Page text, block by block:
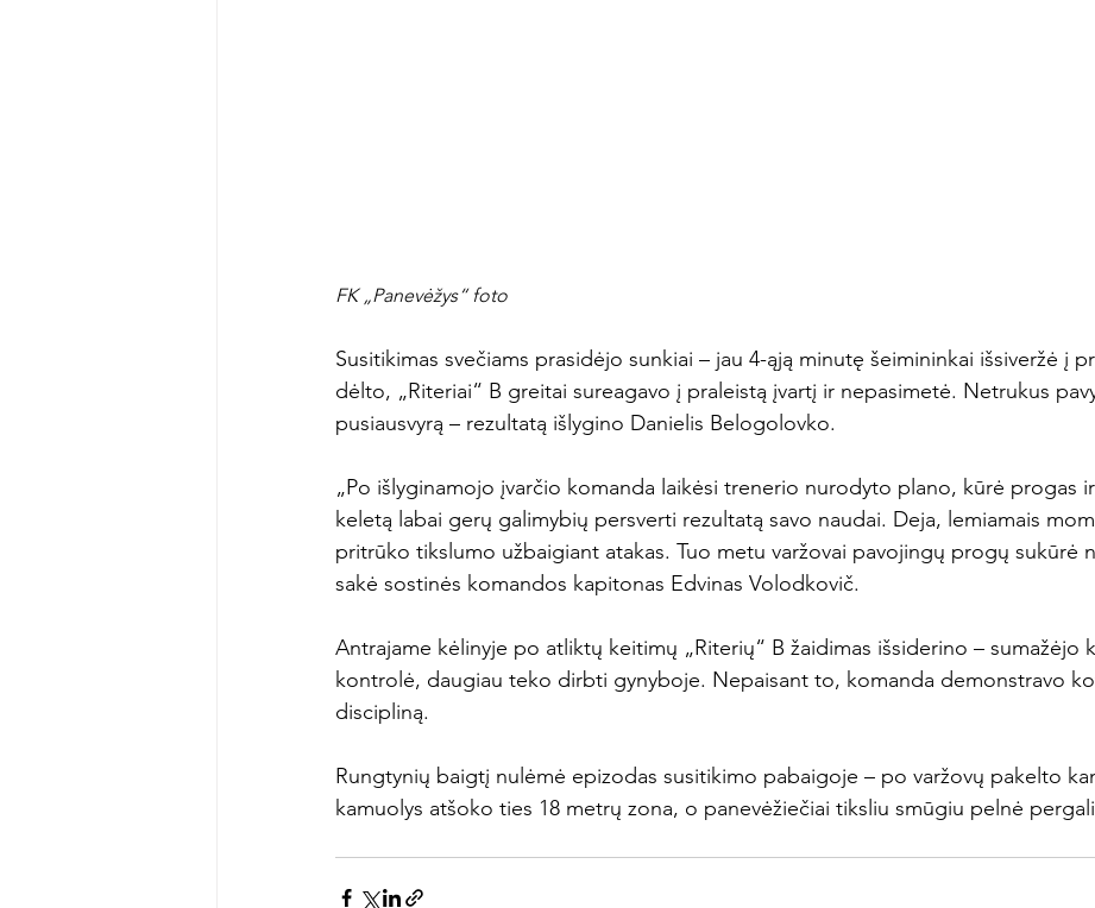
FK „Panevėžys“ foto
Susitikimas svečiams prasidėjo sunkiai – jau 4-ąją minutę šeimininkai išsiveržė į
dėlto, „Riteriai“ B greitai sureagavo į praleistą įvartį ir nepasimetė. Netrukus
pusiausvyrą – rezultatą išlygino Danielis Belogolovko.
„Po išlyginamojo įvarčio komanda laikėsi trenerio nurodyto plano, kūrė progas
keletą labai gerų galimybių persverti rezultatą savo naudai. Deja, lemiamais
pritrūko tikslumo užbaigiant atakas. Tuo metu varžovai pavojingų progų sukūrė
sakė sostinės komandos kapitonas Edvinas Volodkovič.
Antrajame kėlinyje po atliktų keitimų „Riterių“ B žaidimas išsiderino – sumažėjo
kontrolė, daugiau teko dirbti gynyboje. Nepaisant to, komanda demonstravo
discipliną.
Rungtynių baigtį nulėmė epizodas susitikimo pabaigoje – po varžovų pakelto
kamuolys atšoko ties 18 metrų zona, o panevėžiečiai tiksliu smūgiu pelnė